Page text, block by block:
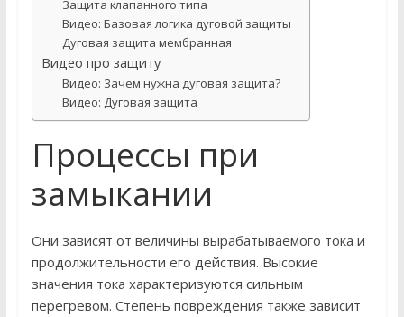
Защита клапанного типа
Видео: Базовая логика дуговой защиты
Дуговая защита мембранная
Видео про защиту
Видео: Зачем нужна дуговая защита?
Видео: Дуговая защита
Процессы при
замыкании
Они зависят от величины вырабатываемого тока и
продолжительности его действия. Высокие
значения тока характеризуются сильным
перегревом. Степень повреждения также зависит